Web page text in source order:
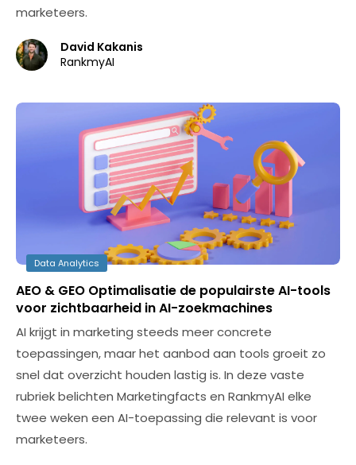
marketeers.
David Kakanis
RankmyAI
Data Analytics
AEO & GEO Optimalisatie de populairste AI-tools
voor zichtbaarheid in AI-zoekmachines
AI krijgt in marketing steeds meer concrete
toepassingen, maar het aanbod aan tools groeit zo
snel dat overzicht houden lastig is. In deze vaste
rubriek belichten Marketingfacts en RankmyAI elke
twee weken een AI-toepassing die relevant is voor
marketeers.